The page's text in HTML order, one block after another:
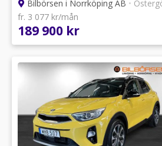
Bilbörsen i Norrköping AB •
fr. 3 077 kr/mån
189 900 kr